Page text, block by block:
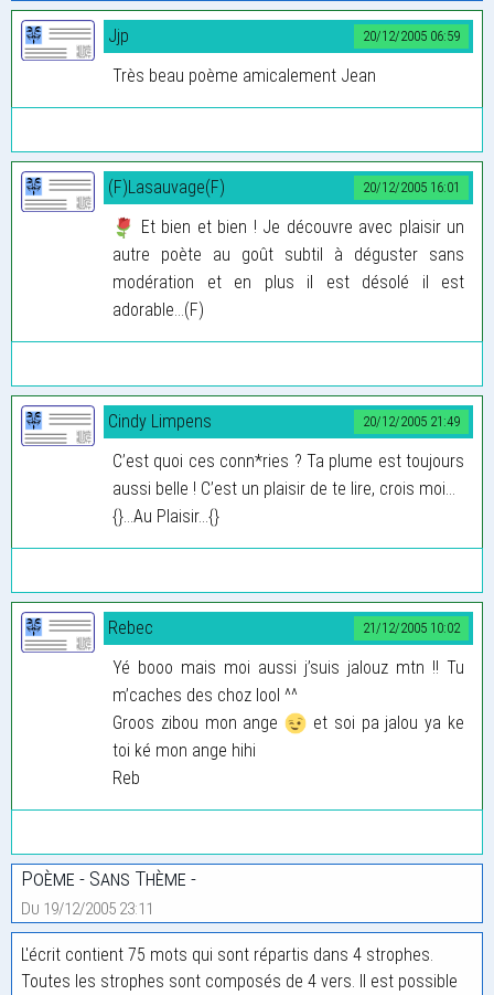
20/12/2005 06:59
Jjp
Très beau poème amicalement Jean
20/12/2005 16:01
(F)Lasauvage(F)
Et bien et bien ! Je découvre avec plaisir un
autre poète au goût subtil à déguster sans
modération et en plus il est désolé il est
adorable…(F)
20/12/2005 21:49
Cindy Limpens
C’est quoi ces conn*ries ? Ta plume est toujours
aussi belle ! C’est un plaisir de te lire, crois moi...
{}...Au Plaisir...{}
21/12/2005 10:02
Rebec
Yé booo mais moi aussi j’suis jalouz mtn !! Tu
m’caches des choz lool ^^
Groos zibou mon ange
et soi pa jalou ya ke
toi ké mon ange hihi
Reb
Poème - Sans Thème -
Du 19/12/2005 23:11
L'écrit contient 75 mots qui sont répartis dans 4 strophes.
Toutes les strophes sont composés de 4 vers. Il est possible